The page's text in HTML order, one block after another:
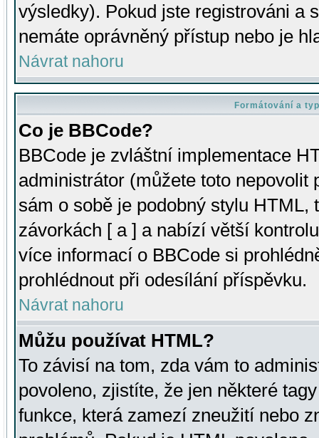
výsledky). Pokud jste registrováni a
nemáte oprávněný přístup nebo je
Návrat nahoru
Formátování a
Co je BBCode?
BBCode je zvláštní implementace
administrátor (můžete toto
sám o sobě je podobný stylu HTML,
závorkách [ a ] a nabízí větší
více informací o BBCode si
prohlédnout při odesílání příspěvku.
Návrat nahoru
Můžu používat HTML?
To závisí na tom, zda vám to
povoleno, zjistíte, že jen některé
funkce, která zamezí zneužití nebo